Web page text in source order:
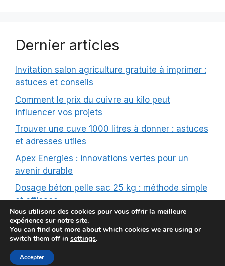
Dernier articles
Invitation salon agriculture gratuite à imprimer :
astuces et conseils
Comment le prix du cuivre au kilo peut
influencer vos projets
Trouver une cuve 1000 litres à donner : astuces
et adresses utiles
Apex Energies : innovations vertes pour un
avenir durable
Dosage béton pelle sac 25 kg : méthode simple
et efficace
Nous utilisons des cookies pour vous offrir la meilleure
expérience sur notre site.
You can find out more about which cookies we are using or
switch them off in settings.
Accepter